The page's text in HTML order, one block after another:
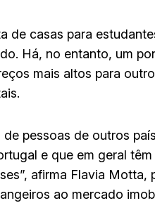
de casas para
Há, no entanto, um
mais altos para
pessoas de outros
e que em geral
afirma Flavia Motta,
ao mercado